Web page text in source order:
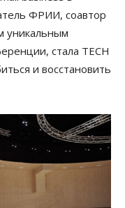
ФРИИ, соавтор
уникальным
стала TECH
и восстановить